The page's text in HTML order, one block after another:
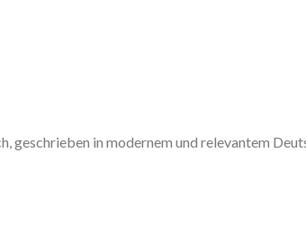
geschrieben in modernem und relevantem